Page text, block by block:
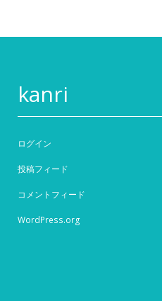
kanri
ログイン
投稿フィード
コメントフィード
WordPress.org